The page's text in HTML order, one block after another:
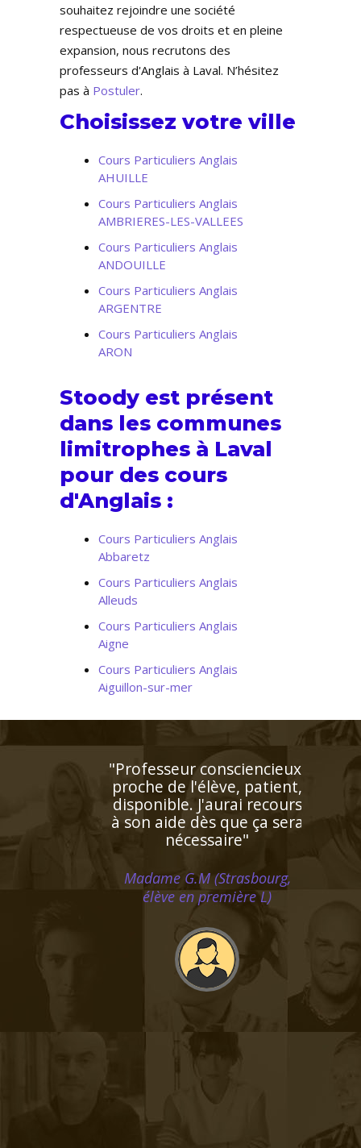
souhaitez rejoindre une société
respectueuse de vos droits et en pleine
expansion, nous recrutons des
professeurs d'Anglais à Laval. N’hésitez
pas à Postuler.
Choisissez votre ville
Cours Particuliers Anglais
AHUILLE
Cours Particuliers Anglais
AMBRIERES-LES-VALLEES
Cours Particuliers Anglais
ANDOUILLE
Cours Particuliers Anglais
ARGENTRE
Cours Particuliers Anglais
ARON
Stoody est présent
dans les communes
limitrophes à Laval
pour des cours
d'Anglais :
Cours Particuliers Anglais
Abbaretz
Cours Particuliers Anglais
Alleuds
Cours Particuliers Anglais
Aigne
Cours Particuliers Anglais
Aiguillon-sur-mer
"L’enseignante a détecté
rapidement les difficultés
de ma fille et lui a proposé
un plan de travail
personnalisé ! Ses notes se
sont améliorées au fur et à
mesure. De plus elle est
très gentille et je souhaite
la recommander à d'autres
personnes de mon
entourage"
Monsieur J.K (Rennes, élève en
terminale)